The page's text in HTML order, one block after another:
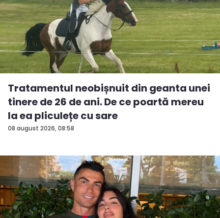
08 august 2026, 08:58
Tratamentul neobișnuit din geanta unei
tinere de 26 de ani. De ce poartă mereu
la ea pliculețe cu sare